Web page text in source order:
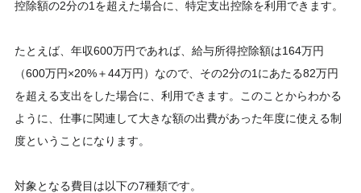
控除額の2分の1を超えた場合に、特定支出控除を利用できます。
たとえば、年収600万円であれば、給与所得控除額は164万円
（600万円×20%＋44万円）なので、その2分の1にあたる82万円
を超える支出をした場合に、利用できます。このことからわかる
ように、仕事に関連して大きな額の出費があった年度に使える制
度ということになります。
対象となる費目は以下の7種類です。